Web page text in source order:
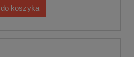
do koszyka